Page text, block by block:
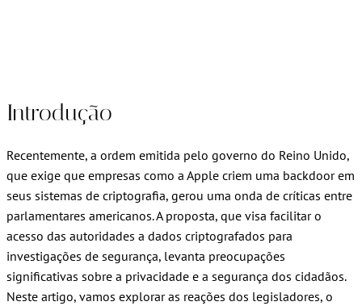
Introdução
Recentemente, a ordem emitida pelo governo do Reino Unido,
que exige que empresas como a Apple criem uma backdoor em
seus sistemas de criptografia, gerou uma onda de críticas entre
parlamentares americanos. A proposta, que visa facilitar o
acesso das autoridades a dados criptografados para
investigações de segurança, levanta preocupações
significativas sobre a privacidade e a segurança dos cidadãos.
Neste artigo, vamos explorar as reações dos legisladores, o